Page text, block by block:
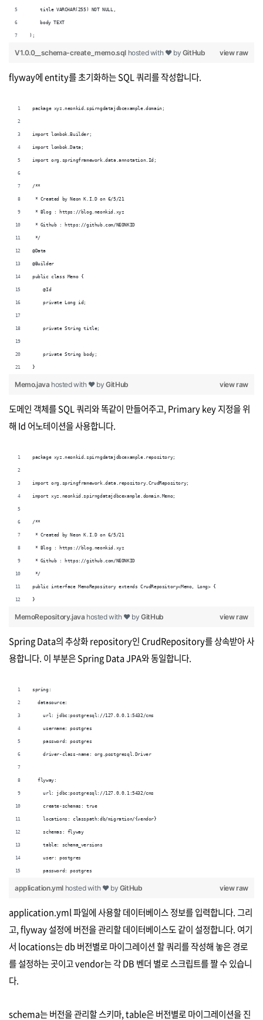
    title VARCHAR(255) NOT NULL,
    body TEXT
);
view raw
V1.0.0__schema-create_memo.sql hosted with ❤ by GitHub
flyway에 entity를 초기화하는 SQL 쿼리를 작성합니다.
package xyz.neonkid.spirngdatajdbcexample.domain;
import lombok.Builder;
import lombok.Data;
import org.springframework.data.annotation.Id;
/**
* Created by Neon K.I.D on 6/5/21
* Blog : https://blog.neonkid.xyz
* Github : https://github.com/NEONKID
*/
@Data
@Builder
public class Memo {
    @Id
    private Long id;
    private String title;
    private String body;
}
view raw
Memo.java hosted with ❤ byGitHub
도메인 객체를 SQL 쿼리와 똑같이 만들어주고, Primary key 지정을 위
해 Id 어노테이션을 사용합니다.
package xyz.neonkid.spirngdatajdbcexample.repository;
import org.springframework.data.repository.CrudRepository;
import xyz.neonkid.spirngdatajdbcexample.domain.Memo;
/**
* Created by Neon K.I.D on 6/5/21
* Blog : https://blog.neonkid.xyz
* Github : https://github.com/NEONKID
*/
public interface MemoRepository extends CrudRepository<Memo, Long> {
}
view raw
MemoRepository.java hosted with ❤ byGitHub
Spring Data의 추상화 repository인 CrudRepository를 상속받아 사
용합니다. 이 부분은 Spring Data JPA와 동일합니다.
spring:
  datasource:
    url: jdbc:postgresql://127.0.0.1:5432/cms
    username: postgres
    password: postgres
    driver-class-name: org.postgresql.Driver
  flyway:
    url: jdbc:postgresql://127.0.0.1:5432/cms
    create-schemas: true
    locations: classpath:db/migration/{vendor}
    schemas: flyway
    table: schema_versions
    user: postgres
    password: postgres
view raw
application.yml hosted with ❤ by GitHub
application.yml 파일에 사용할 데이터베이스 정보를 입력합니다. 그리
고, flyway 설정에 버전을 관리할 데이터베이스도 같이 설정합니다. 여기
서 locations는 db 버전별로 마이그레이션 할 쿼리를 작성해 놓은 경로
를 설정하는 곳이고 vendor는 각 DB 벤더 별로 스크립트를 짤 수 있습니
다.
schema는 버전을 관리할 스키마, table은 버전별로 마이그레이션을 진